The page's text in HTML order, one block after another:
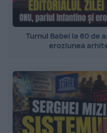
Turnul Babel la 80 de
eroziunea